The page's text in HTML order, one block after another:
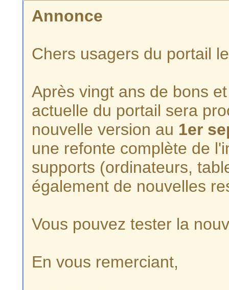
Annonce
Chers usagers du portail
Après vingt ans de bons
actuelle du portail sera
nouvelle version au 1er
une refonte complète de
supports (ordinateurs,
également de nouvelles
Vous pouvez tester la
En vous remerciant,